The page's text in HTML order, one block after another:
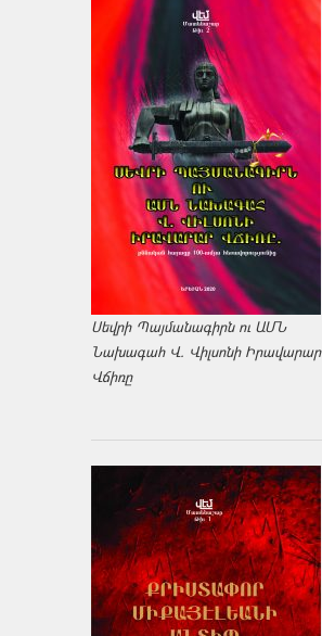
Սեվրի Պայմանագիրն ու ԱՄՆ
Նախագահ Վ. Վիլսոնի Իրավարար
Վճիռը